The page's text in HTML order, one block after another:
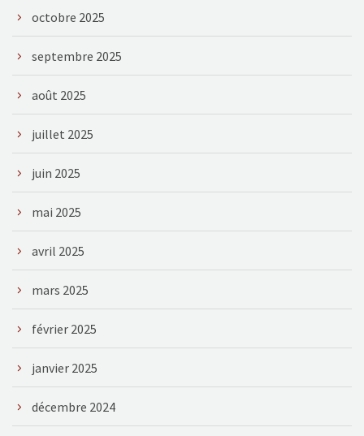
octobre 2025
septembre 2025
août 2025
juillet 2025
juin 2025
mai 2025
avril 2025
mars 2025
février 2025
janvier 2025
décembre 2024